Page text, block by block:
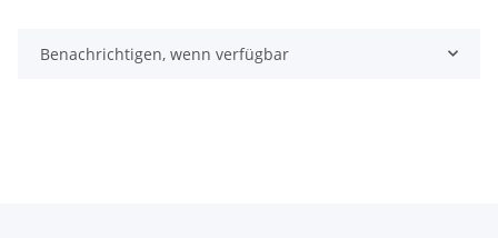
Benachrichtigen, wenn verfügbar